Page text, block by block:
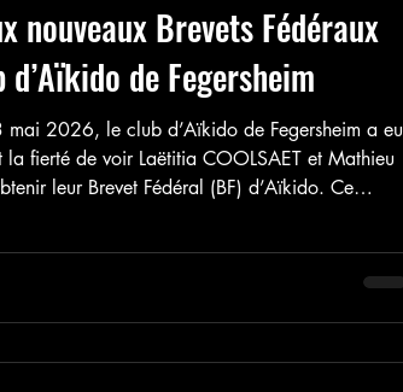
nouveaux Brevets Fédéraux
d’Aïkido de Fegersheim
mai 2026, le club d’Aïkido de Fegersheim a eu
la fierté de voir Laëtitia COOLSAET et Mathieu
leur Brevet Fédéral (BF) d’Aïkido. Ce
: transmission, engagement, rigueur et